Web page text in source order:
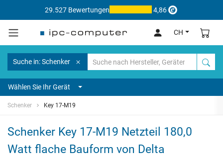
29.527 Bewertungen 4,86
CH
Suche in: Schenker
Wählen Sie Ihr Gerät
Schenker Key 17-M19
Schenker Key 17-M19 Netzteil 180,0
Watt flache Bauform von Delta